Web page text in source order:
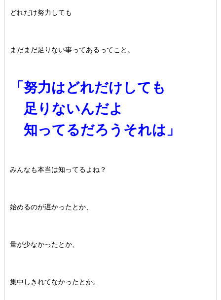
どれだけ努力しても
まだまだ足りない事ってあるってこと。
「努力はどれだけしても
足りないんだよ
知ってるだろうそれは」
みんなも本当は知ってるよね？
始めるのが遅かったとか、
量が少なかったとか、
集中しきれてなかったとか。